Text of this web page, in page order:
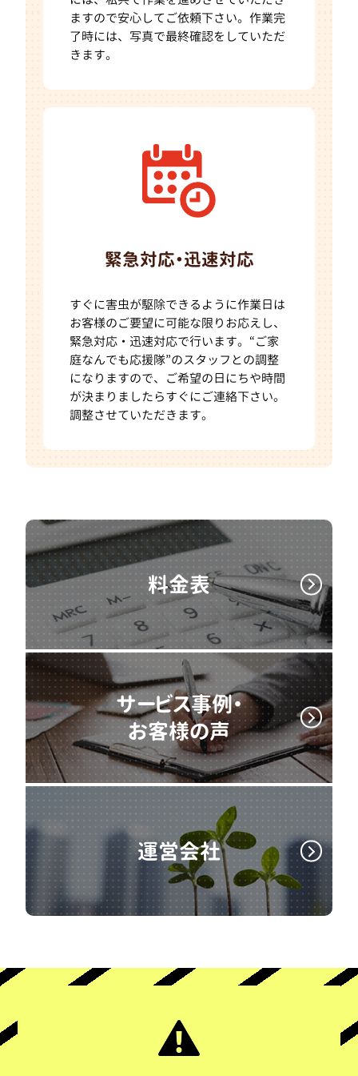
ますので安心してご依頼下さい。作業完
了時には、写真で最終確認をしていただ
きます。
緊急対応・迅速対応
すぐに害虫が駆除できるように作業日は
お客様のご要望に可能な限りお応えし、
緊急対応・迅速対応で行います。“ご家
庭なんでも応援隊”のスタッフとの調整
になりますので、ご希望の日にちや時間
が決まりましたらすぐにご連絡下さい。
調整させていただきます。
料金表
サービス事例・
お客様の声
運営会社